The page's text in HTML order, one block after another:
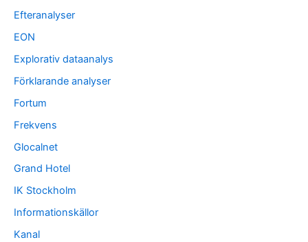
Efteranalyser
EON
Explorativ dataanalys
Förklarande analyser
Fortum
Frekvens
Glocalnet
Grand Hotel
IK Stockholm
Informationskällor
Kanal